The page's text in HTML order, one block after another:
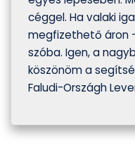
céggel. Ha valaki
megfizethető áron
szóba. Igen, a
köszönöm a
Faludi-Országh